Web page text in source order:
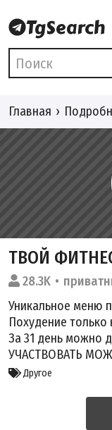
Главная
ТВОЙ
28.3K
Уникальное меню
Похудение
За 31 день можно
УЧАСТВОВАТЬ
Другое